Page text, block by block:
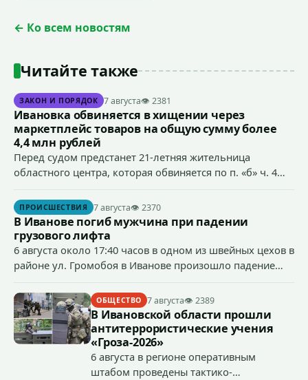
← Ко всем новостям
Читайте также
ЗАКОН И ПОРЯДОК 7 августа👁 2381
Ивановка обвиняется в хищении через
маркетплейс товаров на общую сумму более
4,4 млн рублей
Перед судом предстанет 21-летняя жительница
областного центра, которая обвиняется по п. «б» ч. 4
сумму более 4,4 млн рублей через маркетплейс.
ПРОИСШЕСТВИЯ 7 августа👁 2370
В Иванове погиб мужчина при падении
грузового лифта
6 августа около 17:40 часов в одном из швейных цехов в
районе ул. Громобоя в Иванове произошло падение
ОБЩЕСТВО 7 августа👁 2389
В Ивановской области прошли
антитеррористические учения
«Гроза-2026»
6 августа в регионе оперативным
штабом проведены тактико-